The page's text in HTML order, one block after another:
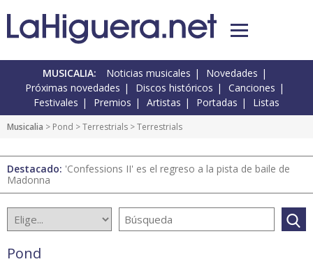
MUSICALIA: Noticias musicales
Novedades
Próximas novedades
Discos históricos
Canciones
Festivales
Premios Artistas Portadas Listas
Musicalia > Pond >Terrestrials > Terrestrials
Destacado: 'Confessions II' es el regreso a la pista de baile de
Madonna
Pond